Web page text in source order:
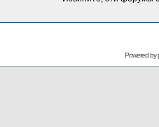
Powered by